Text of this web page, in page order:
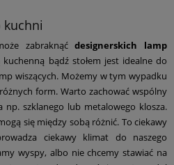
zabraknąćdesignerskich lamp
bądź stołem jest idealne do
wiszących. Możemy w tym wypadku
form. Warto zachować wspólny
szklanego lub metalowego klosza.
się między sobą różnić. To ciekawy
ciekawy klimat do naszego
wyspy, albo nie chcemy stawiać na